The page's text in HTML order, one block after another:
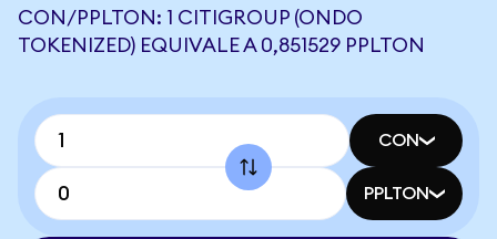
CON/PPLTON: 1 CITIGROUP (ONDO
TOKENIZED) EQUIVALE A 0,851529 PPLTON
CON
PPLTON